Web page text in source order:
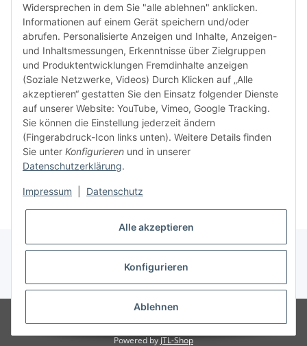
Weiter
dass
* Alle Preise inkl. gesetzlicher USt., zzgl.Versand
Shoppreisen abweichen:
Powered byJTL-Shop
Widersprechen in dem Sie "alle ablehnen" anklicken.
Informationen auf einem Gerät speichern und/oder
abrufen. Personalisierte Anzeigen und Inhalte, Anzeigen-
und Inhaltsmessungen, Erkenntnisse über Zielgruppen
und Produktentwicklungen Fremdinhalte anzeigen
(Soziale Netzwerke, Videos) Durch Klicken auf „Alle
akzeptieren“ gestatten Sie den Einsatz folgender Dienste
auf unserer Website: YouTube, Vimeo, Google Tracking.
Sie können die Einstellung jederzeit ändern
(Fingerabdruck-Icon links unten). Weitere Details finden
Sie unter Konfigurieren und in unserer
Datenschutzerklärung.
Impressum Datenschutz
Alle akzeptieren
Konfigurieren
Ablehnen